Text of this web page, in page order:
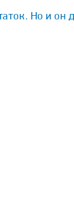
Но и он